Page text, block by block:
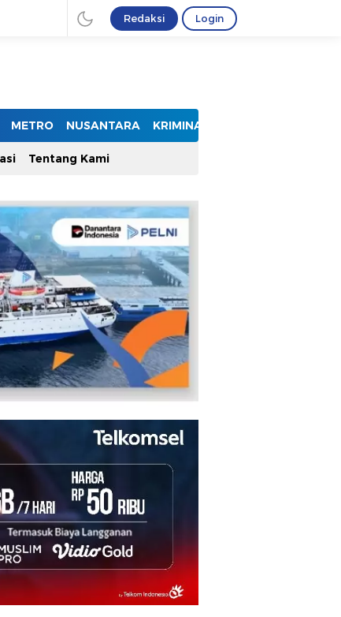
Redaksi Login
METRO NUSANTARA KRIMINAL
Tentang Kami